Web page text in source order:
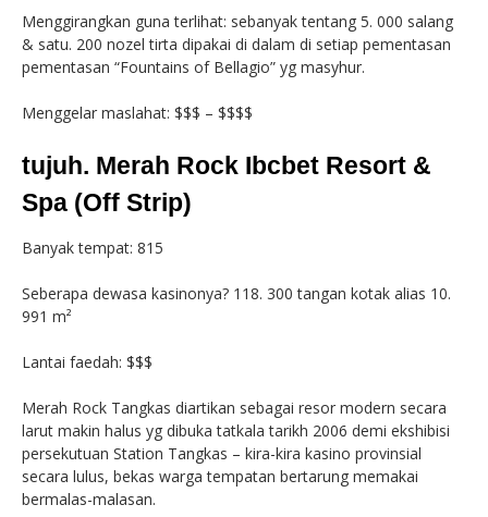
Menggirangkan guna terlihat: sebanyak tentang 5. 000 salang
& satu. 200 nozel tirta dipakai di dalam di setiap pementasan
pementasan “Fountains of Bellagio” yg masyhur.
Menggelar maslahat: $$$ – $$$$
tujuh. Merah Rock Ibcbet Resort &
Spa (Off Strip)
Banyak tempat: 815
Seberapa dewasa kasinonya? 118. 300 tangan kotak alias 10.
991 m²
Lantai faedah: $$$
Merah Rock Tangkas diartikan sebagai resor modern secara
larut makin halus yg dibuka tatkala tarikh 2006 demi ekshibisi
persekutuan Station Tangkas – kira-kira kasino provinsial
secara lulus, bekas warga tempatan bertarung memakai
bermalas-malasan.